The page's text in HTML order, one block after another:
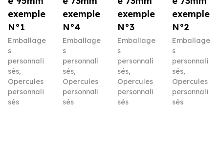
exemple
N°1
Emballage
s
personnali
sés,
Opercules
personnali
sés
exemple
N°4
Emballage
s
personnali
sés,
Opercules
personnali
sés
exemple
N°3
Emballage
s
personnali
sés,
Opercules
personnali
sés
exemple
N°2
Emballage
s
personnali
sés,
Opercules
personnali
sés